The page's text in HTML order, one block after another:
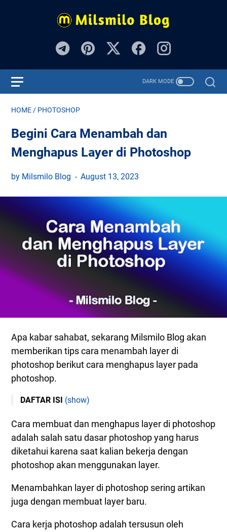
HOME / PHOTOSHOP
Begini Cara Menambah dan
Menghapus Layer di Photoshop
by Milsmilo Blog August 13, 2023
Apa kabar sahabat, sekarang Milsmilo Blog akan
memberikan tips cara menambah layer di
photoshop berikut cara menghapus layer pada
photoshop.
DAFTAR ISI (show)
Layer di Photoshop
Cara Menambah Layer di Photoshop
Langkah 1. Cara Menambah Layer Photoshop
Melalui Menu Bar
Langkah 2. Cara Menambahkan Layer di
Photoshop Dengan Shortcut
Melalui Panel Layer
Cara membuat dan menghapus layer di photoshop
adalah salah satu dasar photoshop yang harus
diketahui karena saat kalian bekerja dengan
photoshop akan menggunakan layer.
Menambahkan layer di photoshop sering artikan
juga dengan membuat layer baru.
Cara kerja photoshop adalah tersusun oleh